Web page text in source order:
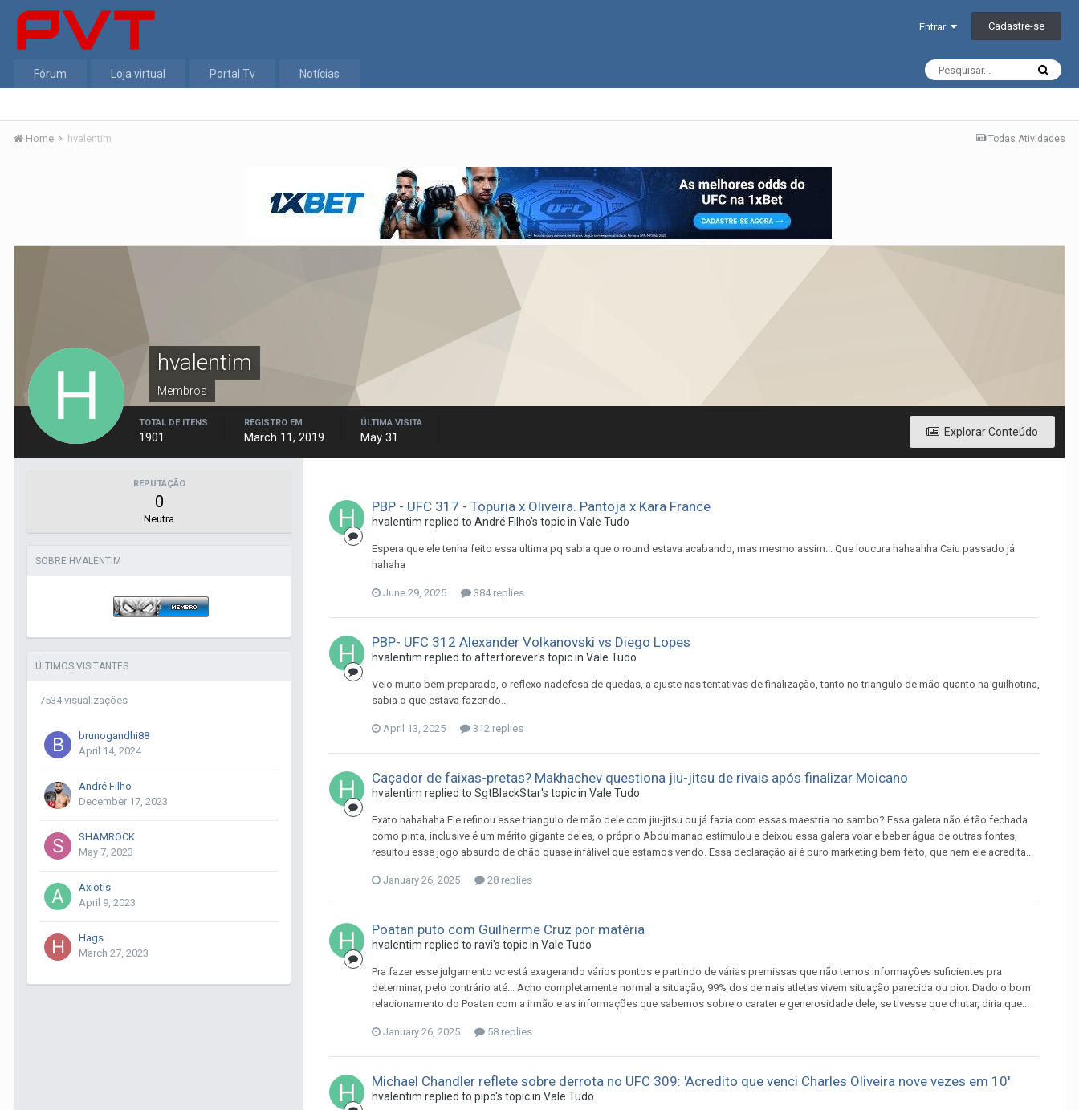
Entrar Cadastre-se
Fórum Loja virtual Portal Tv Notícias
Todas Atividades
Home hvalentim
hvalentim
Membros
Explorar Conteúdo
TOTAL DE ITENS
1901
REGISTRO EM
March 11, 2019
ÚLTIMA VISITA
May 31
REPUTAÇÃO
0
Neutra
SOBRE HVALENTIM
ÚLTIMOS VISITANTES
7534 visualizações
brunogandhi88
April 14, 2024
André Filho
December 17, 2023
SHAMROCK
May 7, 2023
Axiotis
April 9, 2023
Hags
March 27, 2023
PBP - UFC 317 - Topuria x Oliveira. Pantoja x Kara France
hvalentim replied to André Filho's topic in Vale Tudo
Espera que ele tenha feito essa ultima pq sabia que o round estava acabando, mas mesmo assim... Que loucura hahaahha Caiu passado já
hahaha
June 29, 2025 384 replies
PBP- UFC 312 Alexander Volkanovski vs Diego Lopes
hvalentim replied to afterforever's topic in Vale Tudo
Veio muito bem preparado, o reflexo nadefesa de quedas, a ajuste nas tentativas de finalização, tanto no triangulo de mão quanto na guilhotina,
sabia o que estava fazendo...
April 13, 2025 312 replies
Caçador de faixas-pretas? Makhachev questiona jiu-jitsu de rivais após finalizar Moicano
hvalentim replied to SgtBlackStar's topic in Vale Tudo
Exato hahahaha Ele refinou esse triangulo de mão dele com jiu-jitsu ou já fazia com essas maestria no sambo? Essa galera não é tão fechada
como pinta, inclusive é um mérito gigante deles, o próprio Abdulmanap estimulou e deixou essa galera voar e beber água de outras fontes,
resultou esse jogo absurdo de chão quase infálivel que estamos vendo. Essa declaração ai é puro marketing bem feito, que nem ele acredita...
January 26, 2025 28 replies
Poatan puto com Guilherme Cruz por matéria
hvalentim replied to ravi's topic in Vale Tudo
Pra fazer esse julgamento vc está exagerando vários pontos e partindo de várias premissas que não temos informações suficientes pra
determinar, pelo contrário até... Acho completamente normal a situação, 99% dos demais atletas vivem situação parecida ou pior. Dado o bom
relacionamento do Poatan com a irmão e as informações que sabemos sobre o carater e generosidade dele, se tivesse que chutar, diria que...
January 26, 2025 58 replies
Michael Chandler reflete sobre derrota no UFC 309: 'Acredito que venci Charles Oliveira nove vezes em 10'
hvalentim replied to pipo's topic in Vale Tudo